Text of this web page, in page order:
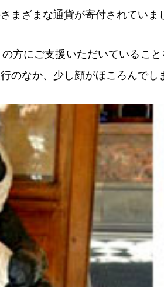
まざまな通貨が寄付されていま
方にご支援いただいているこ
のなか、少し顔がほころんでし